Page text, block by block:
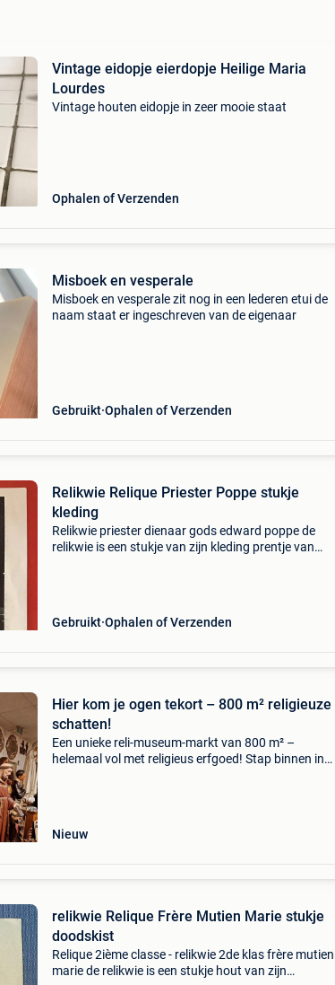
Vintage eidopje eierdopje Heilige Maria
Lourdes
Vintage houten eidopje in zeer mooie staat
Ophalen of Verzenden
Misboek en vesperale
Misboek en vesperale zit nog in een lederen etui de
naam staat er ingeschreven van de eigenaar
Gebruikt Ophalen of Verzenden
Relikwie Relique Priester Poppe stukje
kleding
Relikwie priester dienaar gods edward poppe de
relikwie is een stukje van zijn kleding prentje van
Gebruikt Ophalen of Verzenden
Hier kom je ogen tekort – 800 m² religieuze
schatten!
Een unieke reli-museum-markt van 800 m² –
helemaal vol met religieus erfgoed! Stap binnen in
Nieuw
relikwie Relique Frère Mutien Marie stukje
doodskist
Relique 2ième classe - relikwie 2de klas frère mutien
marie de relikwie is een stukje hout van zijn